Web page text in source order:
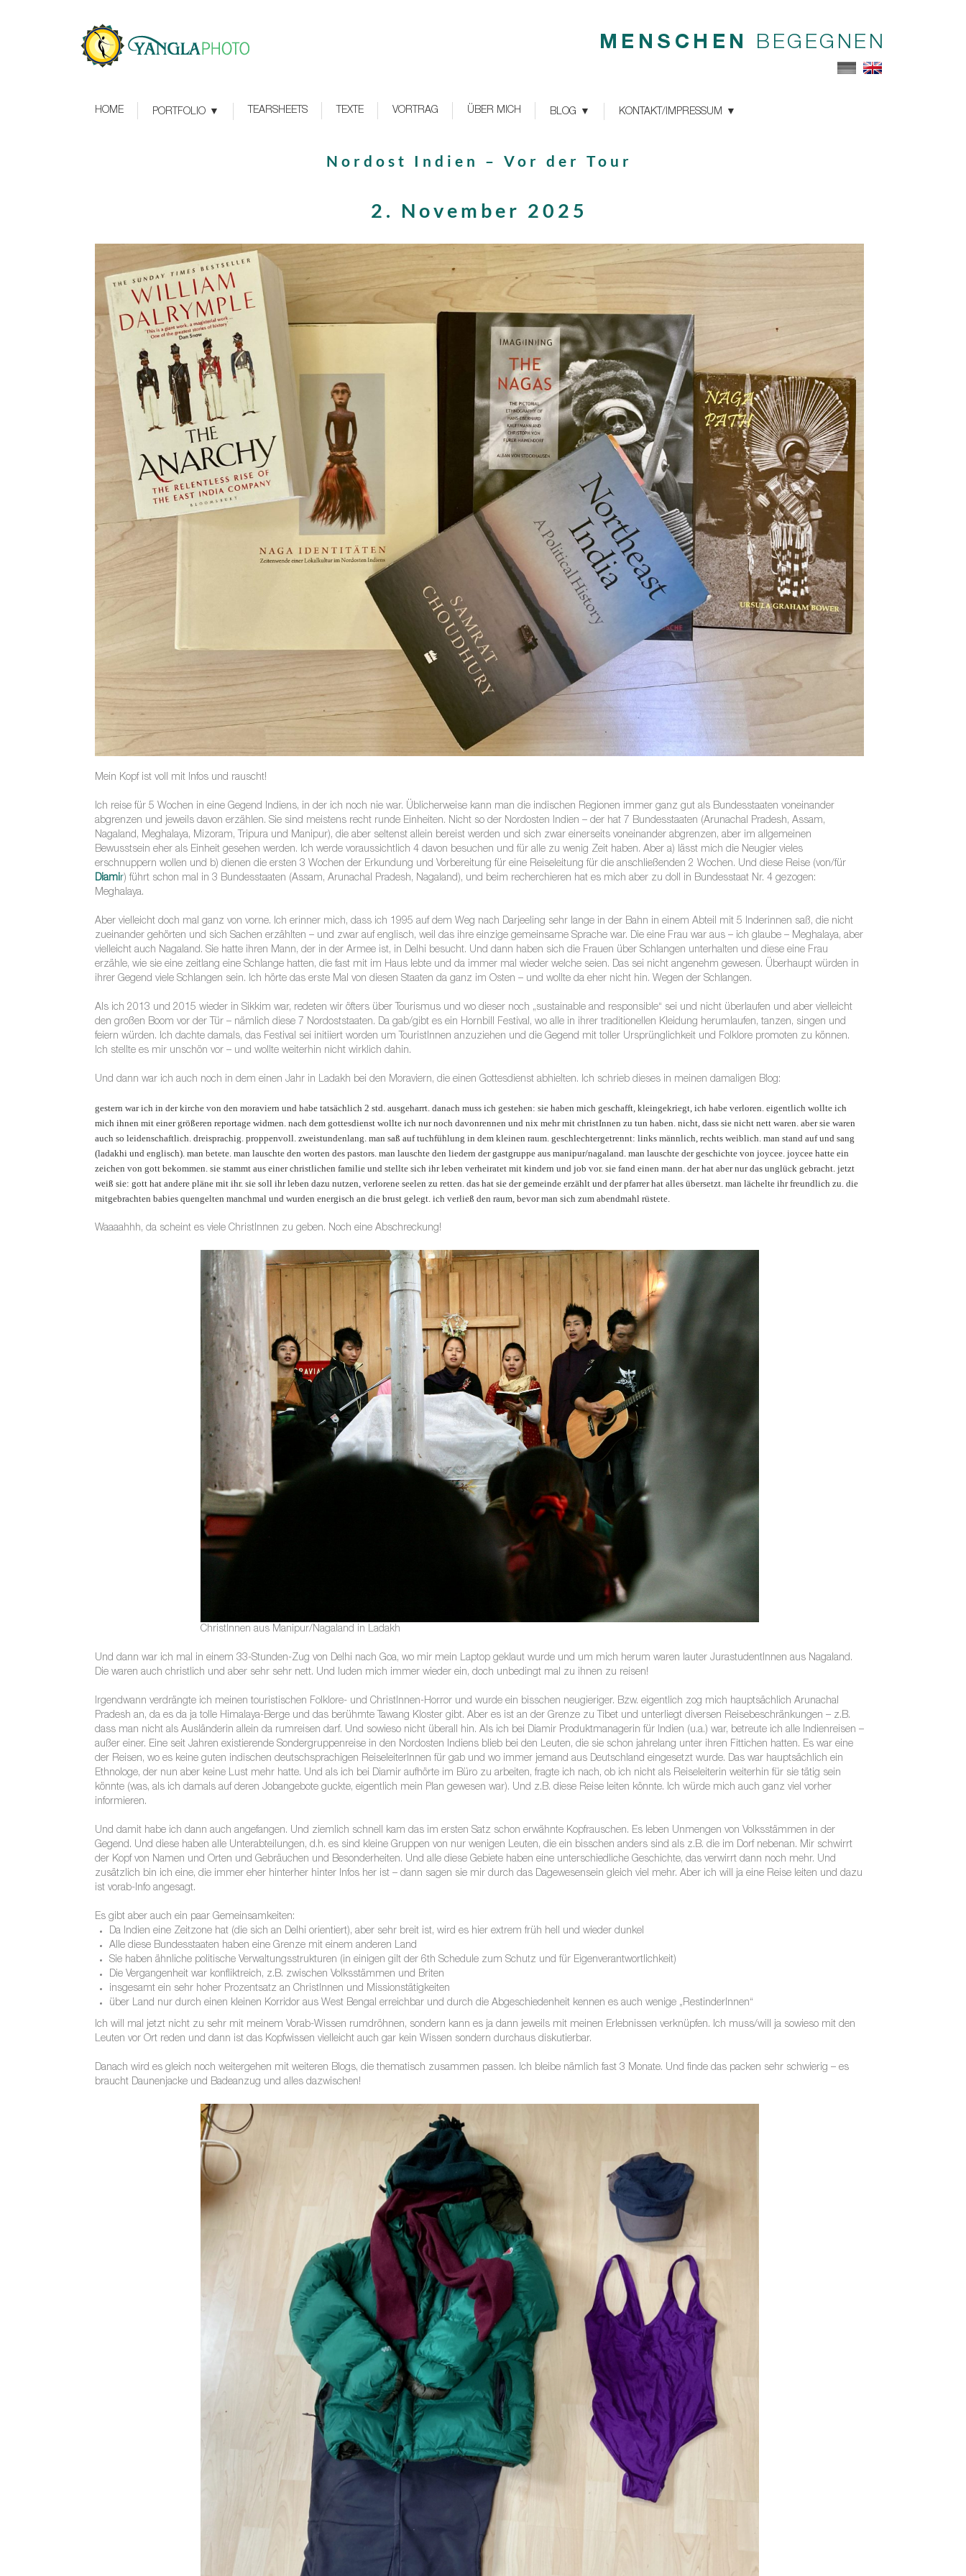
MENSCHEN BEGEGNEN
HOME PORTFOLIO TEARSHEETS TEXTE VORTRAG ÜBER MICH BLOG KONTAKT/IMPRESSUM
Nordost Indien – Vor der Tour
2. November 2025
Mein Kopf ist voll mit Infos und rauscht!
Ich reise für 5 Wochen in eine Gegend Indiens, in der ich noch nie war. Üblicherweise kann man die indischen Regionen immer ganz gut als Bundesstaaten voneinander
abgrenzen und jeweils davon erzählen. Sie sind meistens recht runde Einheiten. Nicht so der Nordosten Indien – der hat 7 Bundesstaaten (Arunachal Pradesh, Assam,
Nagaland, Meghalaya, Mizoram, Tripura und Manipur), die aber seltenst allein bereist werden und sich zwar einerseits voneinander abgrenzen, aber im allgemeinen
Bewusstsein eher als Einheit gesehen werden. Ich werde voraussichtlich 4 davon besuchen und für alle zu wenig Zeit haben. Aber a) lässt mich die Neugier vieles
erschnuppern wollen und b) dienen die ersten 3 Wochen der Erkundung und Vorbereitung für eine Reiseleitung für die anschließenden 2 Wochen. Und diese Reise (von/für
Diamir) führt schon mal in 3 Bundesstaaten (Assam, Arunachal Pradesh, Nagaland), und beim recherchieren hat es mich aber zu doll in Bundesstaat Nr. 4 gezogen:
Meghalaya.
Aber vielleicht doch mal ganz von vorne. Ich erinner mich, dass ich 1995 auf dem Weg nach Darjeeling sehr lange in der Bahn in einem Abteil mit 5 Inderinnen saß, die nicht
zueinander gehörten und sich Sachen erzählten – und zwar auf englisch, weil das ihre einzige gemeinsame Sprache war. Die eine Frau war aus – ich glaube – Meghalaya, aber
vielleicht auch Nagaland. Sie hatte ihren Mann, der in der Armee ist, in Delhi besucht. Und dann haben sich die Frauen über Schlangen unterhalten und diese eine Frau
erzähle, wie sie eine zeitlang eine Schlange hatten, die fast mit im Haus lebte und da immer mal wieder welche seien. Das sei nicht angenehm gewesen. Überhaupt würden in
ihrer Gegend viele Schlangen sein. Ich hörte das erste Mal von diesen Staaten da ganz im Osten – und wollte da eher nicht hin. Wegen der Schlangen.
Als ich 2013 und 2015 wieder in Sikkim war, redeten wir öfters über Tourismus und wo dieser noch „sustainable and responsible“ sei und nicht überlaufen und aber vielleicht
den großen Boom vor der Tür – nämlich diese 7 Nordoststaaten. Da gab/gibt es ein Hornbill Festival, wo alle in ihrer traditionellen Kleidung herumlaufen, tanzen, singen und
feiern würden. Ich dachte damals, das Festival sei initiiert worden um TouristInnen anzuziehen und die Gegend mit toller Ursprünglichkeit und Folklore promoten zu können.
Ich stellte es mir unschön vor – und wollte weiterhin nicht wirklich dahin.
Und dann war ich auch noch in dem einen Jahr in Ladakh bei den Moraviern, die einen Gottesdienst abhielten. Ich schrieb dieses in meinen damaligen Blog:
gestern war ich in der kirche von den moraviern und habe tatsächlich 2 std. ausgeharrt. danach muss ich gestehen: sie haben mich geschafft, kleingekriegt, ich habe verloren. eigentlich wollte ich
mich ihnen mit einer größeren reportage widmen. nach dem gottesdienst wollte ich nur noch davonrennen und nix mehr mit christInnen zu tun haben. nicht, dass sie nicht nett waren. aber sie waren
auch so leidenschaftlich. dreisprachig. proppenvoll. zweistundenlang. man saß auf tuchfühlung in dem kleinen raum. geschlechtergetrennt: links männlich, rechts weiblich. man stand auf und sang
(ladakhi und englisch). man betete. man lauschte den worten des pastors. man lauschte den liedern der gastgruppe aus manipur/nagaland. man lauschte der geschichte von joycee. joycee hatte ein
zeichen von gott bekommen. sie stammt aus einer christlichen familie und stellte sich ihr leben verheiratet mit kindern und job vor. sie fand einen mann. der hat aber nur das unglück gebracht. jetzt
weiß sie: gott hat andere pläne mit ihr. sie soll ihr leben dazu nutzen, verlorene seelen zu retten. das hat sie der gemeinde erzählt und der pfarrer hat alles übersetzt. man lächelte ihr freundlich zu. die
mitgebrachten babies quengelten manchmal und wurden energisch an die brust gelegt. ich verließ den raum, bevor man sich zum abendmahl rüstete.
Waaaahhh, da scheint es viele ChristInnen zu geben. Noch eine Abschreckung!
ChristInnen aus Manipur/Nagaland in Ladakh
Und dann war ich mal in einem 33-Stunden-Zug von Delhi nach Goa, wo mir mein Laptop geklaut wurde und um mich herum waren lauter JurastudentInnen aus Nagaland.
Die waren auch christlich und aber sehr sehr nett. Und luden mich immer wieder ein, doch unbedingt mal zu ihnen zu reisen!
Irgendwann verdrängte ich meinen touristischen Folklore- und ChristInnen-Horror und wurde ein bisschen neugieriger. Bzw. eigentlich zog mich hauptsächlich Arunachal
Pradesh an, da es da ja tolle Himalaya-Berge und das berühmte Tawang Kloster gibt. Aber es ist an der Grenze zu Tibet und unterliegt diversen Reisebeschränkungen – z.B.
dass man nicht als Ausländerin allein da rumreisen darf. Und sowieso nicht überall hin. Als ich bei Diamir Produktmanagerin für Indien (u.a.) war, betreute ich alle Indienreisen –
außer einer. Eine seit Jahren existierende Sondergruppenreise in den Nordosten Indiens blieb bei den Leuten, die sie schon jahrelang unter ihren Fittichen hatten. Es war eine
der Reisen, wo es keine guten indischen deutschsprachigen ReiseleiterInnen für gab und wo immer jemand aus Deutschland eingesetzt wurde. Das war hauptsächlich ein
Ethnologe, der nun aber keine Lust mehr hatte. Und als ich bei Diamir aufhörte im Büro zu arbeiten, fragte ich nach, ob ich nicht als Reiseleiterin weiterhin für sie tätig sein
könnte (was, als ich damals auf deren Jobangebote guckte, eigentlich mein Plan gewesen war). Und z.B. diese Reise leiten könnte. Ich würde mich auch ganz viel vorher
informieren.
Und damit habe ich dann auch angefangen. Und ziemlich schnell kam das im ersten Satz schon erwähnte Kopfrauschen. Es leben Unmengen von Volksstämmen in der
Gegend. Und diese haben alle Unterabteilungen, d.h. es sind kleine Gruppen von nur wenigen Leuten, die ein bisschen anders sind als z.B. die im Dorf nebenan. Mir schwirrt
der Kopf von Namen und Orten und Gebräuchen und Besonderheiten. Und alle diese Gebiete haben eine unterschiedliche Geschichte, das verwirrt dann noch mehr. Und
zusätzlich bin ich eine, die immer eher hinterher hinter Infos her ist – dann sagen sie mir durch das Dagewesensein gleich viel mehr. Aber ich will ja eine Reise leiten und dazu
ist vorab-Info angesagt.
Es gibt aber auch ein paar Gemeinsamkeiten:
Da Indien eine Zeitzone hat (die sich an Delhi orientiert), aber sehr breit ist, wird es hier extrem früh hell und wieder dunkel
Alle diese Bundesstaaten haben eine Grenze mit einem anderen Land
Sie haben ähnliche politische Verwaltungsstrukturen (in einigen gilt der 6th Schedule zum Schutz und für Eigenverantwortlichkeit)
Die Vergangenheit war konfliktreich, z.B. zwischen Volksstämmen und Briten
insgesamt ein sehr hoher Prozentsatz an ChristInnen und Missionstätigkeiten
über Land nur durch einen kleinen Korridor aus West Bengal erreichbar und durch die Abgeschiedenheit kennen es auch wenige „RestinderInnen“
Ich will mal jetzt nicht zu sehr mit meinem Vorab-Wissen rumdröhnen, sondern kann es ja dann jeweils mit meinen Erlebnissen verknüpfen. Ich muss/will ja sowieso mit den
Leuten vor Ort reden und dann ist das Kopfwissen vielleicht auch gar kein Wissen sondern durchaus diskutierbar.
Danach wird es gleich noch weitergehen mit weiteren Blogs, die thematisch zusammen passen. Ich bleibe nämlich fast 3 Monate. Und finde das packen sehr schwierig – es
braucht Daunenjacke und Badeanzug und alles dazwischen!